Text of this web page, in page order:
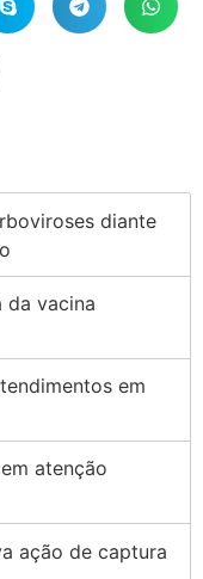
diante
da vacina
em
atenção
ação de captura